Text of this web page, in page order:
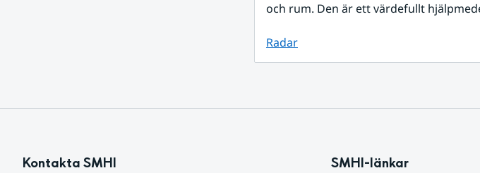
och rum. Den är ett värdefullt
Radar
Kontakta SMHI SMHI-länkar